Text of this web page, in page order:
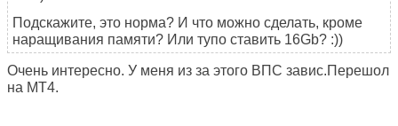
Подскажите, это норма? И что можно сделать, кроме
наращивания памяти? Или тупо ставить 16Gb? :))
Очень интересно. У меня из за этого ВПС завис.Перешол
на МТ4.